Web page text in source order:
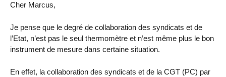
Cher Marcus,
Je pense que le degré de collaboration des syndicats et de
l’Etat, n’est pas le seul thermomètre et n’est même plus le bon
instrument de mesure dans certaine situation.
En effet, la collaboration des syndicats et de la CGT (PC) par